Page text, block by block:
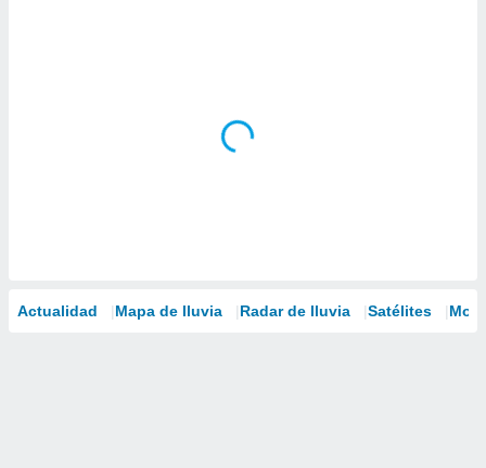
Actualidad Mapa de lluvia Radar de lluvia Satélites